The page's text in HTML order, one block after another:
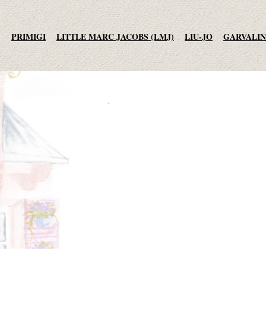
PRIMIGI LITTLE MARC JACOBS (LMJ) LIU-JO GARVALIN
AGATHA RUIZ DE LA PRADA TO BE TOO ADD JO NO FUI
MET JEANS
© 2013-2015 студия essotec.com